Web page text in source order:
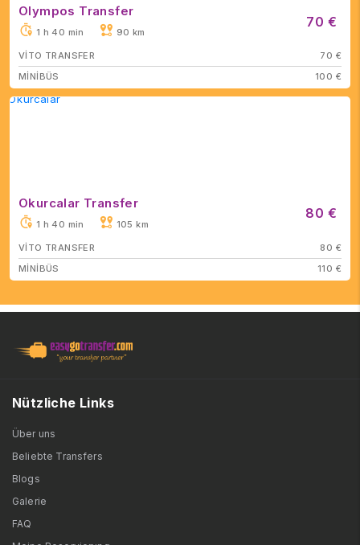
Olympos Transfer
1 h 40 min 90 km
70 €
VİTO TRANSFER
70 €
MİNİBÜS
100 €
Okurcalar Transfer
1 h 40 min 105 km
80 €
VİTO TRANSFER
80 €
MİNİBÜS
110 €
Nützliche Links
Über uns
Beliebte Transfers
Blogs
Galerie
FAQ